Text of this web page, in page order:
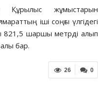
Құрылыс жұмыстарын
іші соңғы үлгідегі
821,5 шаршы метрді алып
бар.
0
26